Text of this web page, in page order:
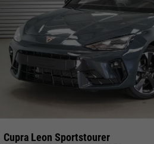
Cupra Leon Sportstourer